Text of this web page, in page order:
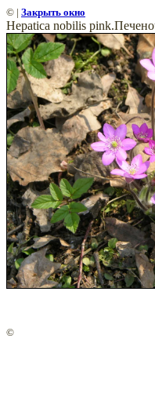
© | Закрыть окно
Hepatica nobilis
©